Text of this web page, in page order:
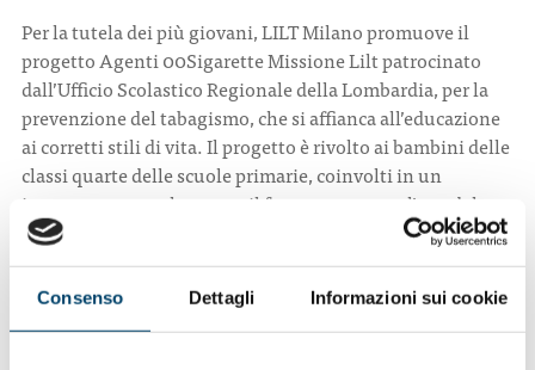
Consenso Dettagli Informazioni sui cookie
Per la tutela dei più giovani, LILT Milano promuove il
progetto Agenti 00Sigarette Missione Lilt patrocinato
dall’Ufficio Scolastico Regionale della Lombardia, per la
prevenzione del tabagismo, che si affianca all’educazione
ai corretti stili di vita. Il progetto è rivolto ai bambini delle
classi quarte delle scuole primarie, coinvolti in un
impegno personale contro il fumo, attraverso l’uso del
linguaggio teatrale e di materiali di sensibilizzazione.
risultati ottenuti negli ultimi 17 anni dove le guarigioni
da tumore sono aumentate del 14 per cento. “Questi